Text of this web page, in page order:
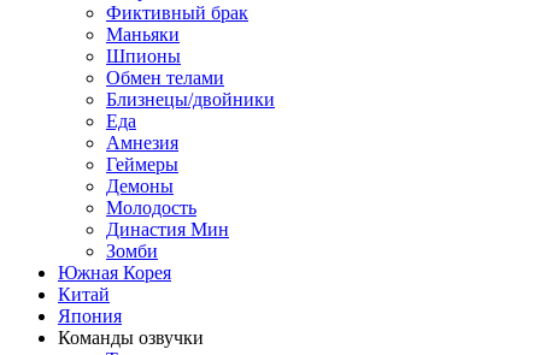
Фиктивный брак
Маньяки
Шпионы
Обмен телами
Близнецы/двойники
Еда
Амнезия
Геймеры
Демоны
Молодость
Династия Мин
Зомби
Южная Корея
Китай
Япония
Команды озвучки